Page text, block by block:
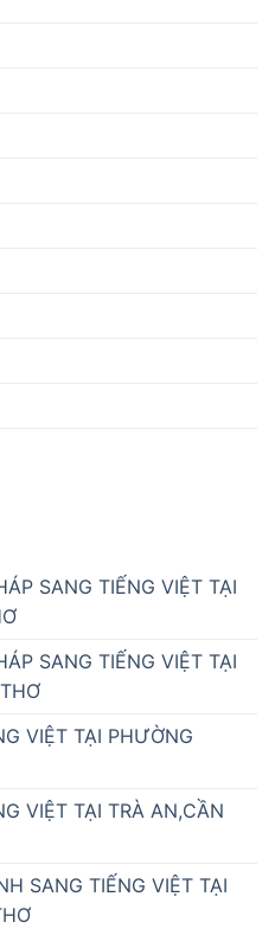
SANG TIẾNG VIỆT TẠI
SANG TIẾNG VIỆT TẠI
VIỆT TẠI PHƯỜNG
VIỆT TẠI TRÀ AN,CẦN
SANG TIẾNG VIỆT TẠI